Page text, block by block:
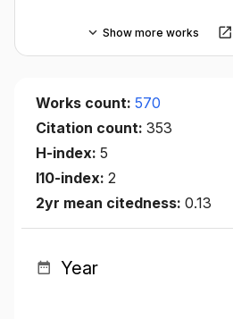
Show more works
Works count: 570
Citation count: 353
H-index: 5
I10-index: 2
2yr mean citedness: 0.13
Year